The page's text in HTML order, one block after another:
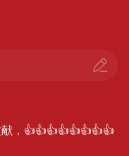
肖劲光险些送命。
中央的领导者，拒
门之外的错误方
旬，临时中央要求
军和东方军。为配
，👍👍👍👍👍👍👍👍